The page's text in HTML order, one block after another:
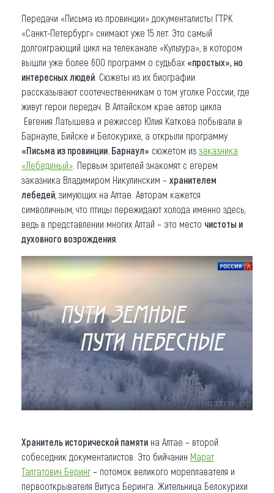
Передачи «Письма из провинции» документалисты ГТРК
«Санкт-Петербург» снимают уже 15 лет. Это самый
долгоиграющий цикл на телеканале «Культура», в котором
вышли уже более 600 программ о судьбах «простых», но
интересных людей . Сюжеты из их биографии
рассказывают соотечественникам о том уголке России, где
живут герои передач. В Алтайском крае автор цикла
Евгения Латышева и режиссер Юлия Каткова побывали в
Барнауле, Бийске и Белокурихе, а открыли программу
«Письма из провинции. Барнаул» сюжетом из заказника
«Лебединый» . Первым зрителей знакомят с егерем
заказника Владимиром Никулинским – хранителем
лебедей , зимующих на Алтае. Авторам кажется
символичным, что птицы пережидают холода именно здесь,
ведь в представлении многих Алтай – это место чистоты и
духовного возрождения
Хранитель исторической памяти на Алтае – второй
собеседник документалистов. Это бийчанин Марат
Талгатович Беринг– потомок великого мореплавателя и
первооткрывателя Витуса Беринга. Жительница Белокурихи